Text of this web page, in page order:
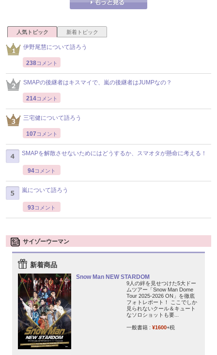
人気トピック 新着トピック
伊野尾慧について語ろう
238コメント
SMAPの後継者はキスマイで、嵐の後継者はJUMPなの？
214コメント
三宅健について語ろう
107 コメント
SMAPを解散させないためにはどうするか、スマオタが懸命に考える！
94コメント
嵐について語ろう
93コメント
サイゾーウーマン
新着商品
Snow Man NEW STARDOM
9人の絆を見せつけた5大ドー
ムツアー「Snow Man Dome
Tour 2025-2026 ON」を徹底
フォトレポート！ ここでしか
見られないクール＆キュート
なソロショットも要...
一般書籍 : ¥1600+税